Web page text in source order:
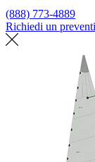
(888) 773-4889
Richiedi un